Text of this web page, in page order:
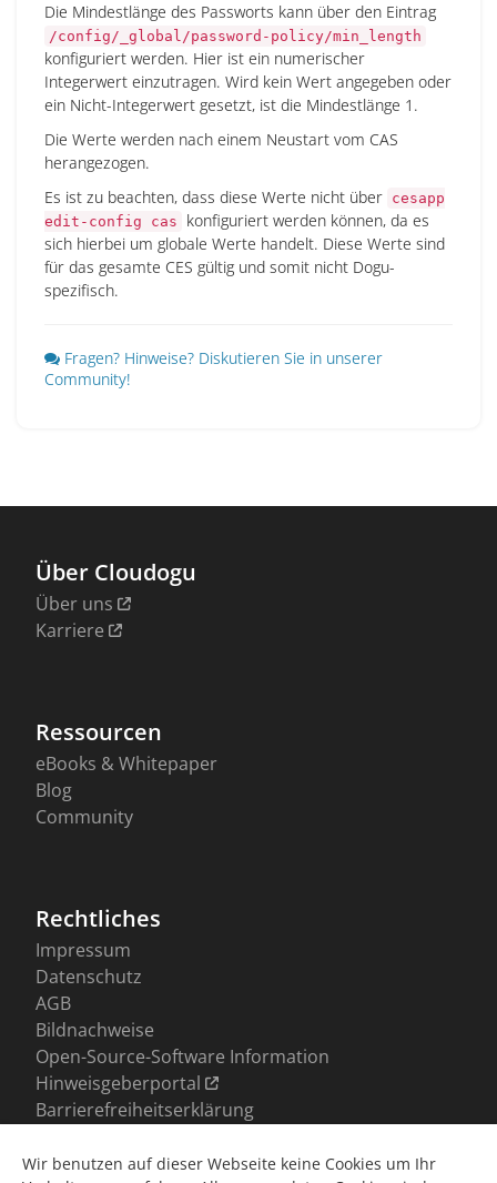
Die Mindestlänge des Passworts kann über den Eintrag
/config/_global/password-policy/min_length
konfiguriert werden. Hier ist ein numerischer
Integerwert einzutragen. Wird kein Wert angegeben oder
ein Nicht-Integerwert gesetzt, ist die Mindestlänge 1.
Die Werte werden nach einem Neustart vom CAS
herangezogen.
Es ist zu beachten, dass diese Werte nicht über cesapp
edit-config cas
konfiguriert werden können, da es
sich hierbei um globale Werte handelt. Diese Werte sind
für das gesamte CES gültig und somit nicht Dogu-
spezifisch.
Fragen? Hinweise? Diskutieren Sie in unserer
Community!
Wir benutzen auf dieser Webseite keine Cookies um Ihr